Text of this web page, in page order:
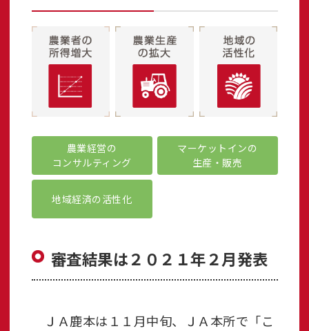
農業経営の
コンサルティング
マーケットインの
生産・販売
地域経済の活性化
審査結果は２０２１年２月発表
ＪＡ鹿本は１１月中旬、ＪＡ本所で「こ